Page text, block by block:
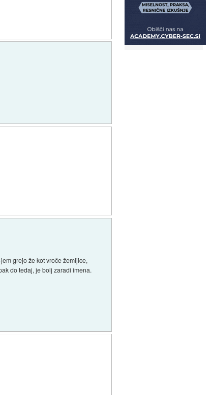
grejo že kot vroče žemljice,
do tedaj, je bolj zaradi imena.